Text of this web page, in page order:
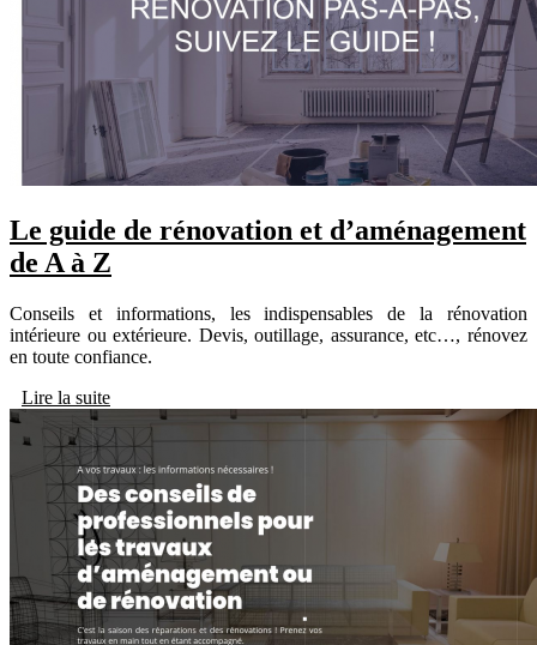
Le guide de rénovation et d’aménagement
de A à Z
Conseils et informations, les indispensables de la rénovation
intérieure ou extérieure. Devis, outillage, assurance, etc…, rénovez
en toute confiance.
Lire la suite